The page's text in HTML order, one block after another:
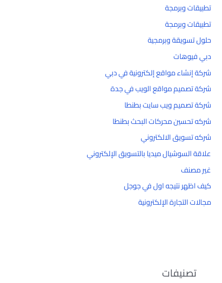
تطبيقات وبرمجة
تطبيقات وبرمجة
حلول تسويقة وبرمجية
دبي فيوهات
شركة إنشاء مواقع إلكترونية في دبي
شركة تصميم مواقع الويب في جدة
شركة تصميم ويب سايت بطنطا
شركه تحسين محركات البحث بطنطا
شركه تسويق الالكتروني
علاقة السوشيال ميديا بالتسويق الإلكتروني
غير مصنف
كيف اظهر نتيجه اول في جوجل
مجالات التجارة الإلكترونية
تصنيفات